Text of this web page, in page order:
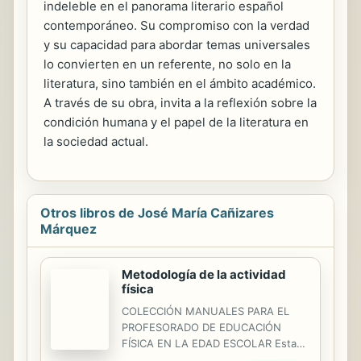
indeleble en el panorama literario español
contemporáneo. Su compromiso con la verdad
y su capacidad para abordar temas universales
lo convierten en un referente, no solo en la
literatura, sino también en el ámbito académico.
A través de su obra, invita a la reflexión sobre la
condición humana y el papel de la literatura en
la sociedad actual.
Otros libros de José María Cañizares
Márquez
Metodología de la actividad
física
COLECCIÓN MANUALES PARA EL
PROFESORADO DE EDUCACIÓN
FÍSICA EN LA EDAD ESCOLAR Esta